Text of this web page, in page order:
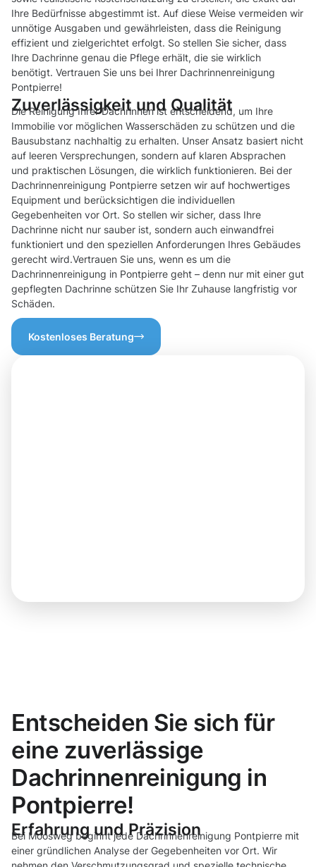
Ihre Bedürfnisse abgestimmt ist. Auf diese Weise vermeiden wir
unnötige Ausgaben und gewährleisten, dass die Reinigung
effizient und zielgerichtet erfolgt. So stellen Sie sicher, dass
Ihre Dachrinne genau die Pflege erhält, die sie wirklich
benötigt. Vertrauen Sie uns bei Ihrer Dachrinnenreinigung
Pontpierre!
Zuverlässigkeit und Qualität
Die Reinigung Ihrer Dachrinnen ist entscheidend, um Ihre
Immobilie vor möglichen Wasserschäden zu schützen und die
Bausubstanz nachhaltig zu erhalten. Unser Ansatz basiert nicht
auf leeren Versprechungen, sondern auf klaren Absprachen
und praktischen Lösungen, die wirklich funktionieren. Bei der
Dachrinnenreinigung Pontpierre setzen wir auf hochwertiges
Equipment und berücksichtigen die individuellen
Gegebenheiten vor Ort. So stellen wir sicher, dass Ihre
Dachrinne nicht nur sauber ist, sondern auch einwandfrei
funktioniert und den speziellen Anforderungen Ihres Gebäudes
gerecht wird.Vertrauen Sie uns, wenn es um die
Dachrinnenreinigung in Pontpierre geht – denn nur mit einer gut
gepflegten Dachrinne schützen Sie Ihr Zuhause langfristig vor
Schäden.
Kostenloses Beratung
Entscheiden Sie sich für
eine zuverlässige
Dachrinnenreinigung in
Pontpierre!
Erfahrung und Präzision
Bei Moosweg beginnt jede Dachrinnenreinigung Pontpierre mit
einer gründlichen Analyse der Gegebenheiten vor Ort. Wir